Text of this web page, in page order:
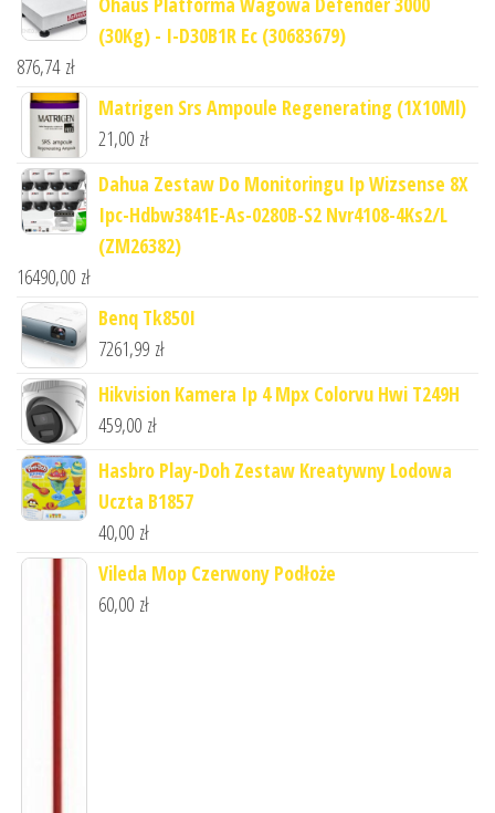
(30Kg) - I-D30B1R Ec (30683679)
876,74 zł
Matrigen Srs Ampoule Regenerating (1X10Ml)
21,00 zł
Dahua Zestaw Do Monitoringu Ip Wizsense 8X
Ipc-Hdbw3841E-As-0280B-S2 Nvr4108-4Ks2/L
(ZM26382)
16490,00 zł
Benq Tk850I
7261,99 zł
Hikvision Kamera Ip 4 Mpx Colorvu Hwi T249H
459,00 zł
Hasbro Play-Doh Zestaw Kreatywny Lodowa
Uczta B1857
40,00 zł
Vileda Mop Czerwony Podłoże
60,00 zł